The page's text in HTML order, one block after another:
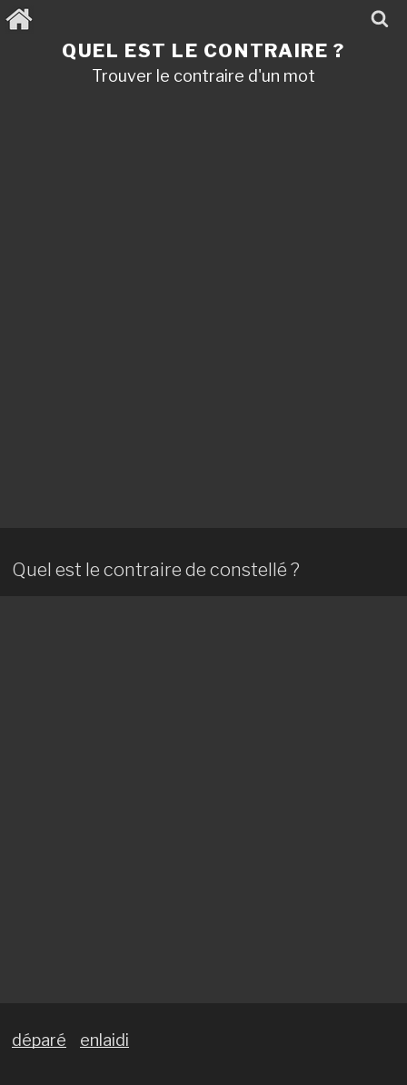
Aller
au
QUEL EST LE CONTRAIRE ?
Trouver le contraire d'un mot
Quel est le contraire de constellé ?
déparé enlaidi